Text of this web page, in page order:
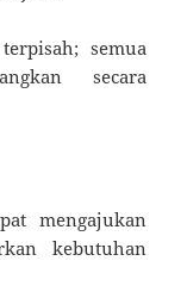
semua
secara
mengajukan
kebutuhan